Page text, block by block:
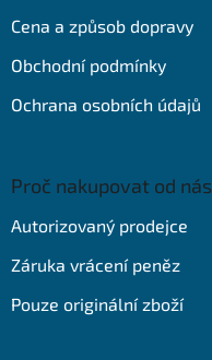
Cena a způsob dopravy
Obchodní podmínky
Ochrana osobních údajů
Proč nakupovat od nás
Autorizovaný prodejce
Záruka vrácení peněz
Pouze originální zboží